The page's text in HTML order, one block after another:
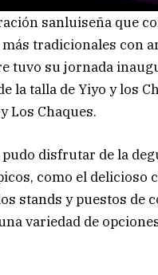
sanluiseña que
tradicionales con
tuvo su jornada
la talla de Yiyo y los
Los Chaques.
pudo disfrutar de la
como el delicioso
stands y puestos de
variedad de